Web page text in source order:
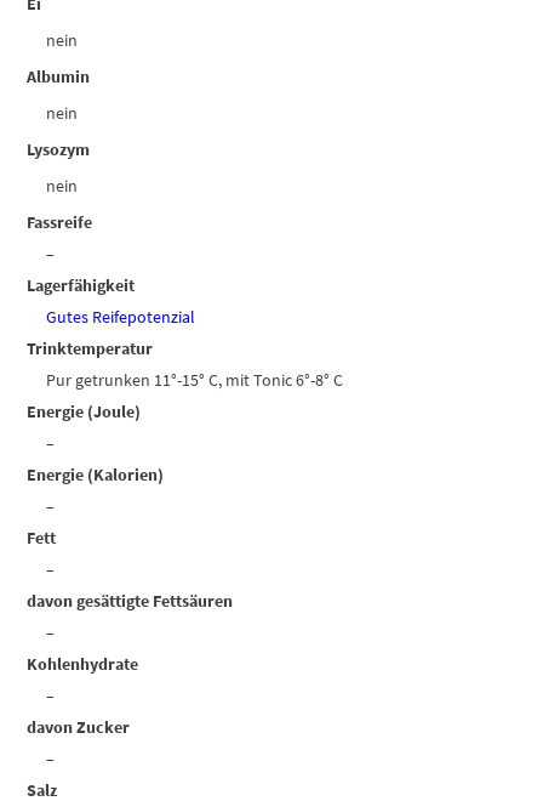
nein
Albumin
nein
Lysozym
nein
Fassreife
–
Lagerfähigkeit
Gutes Reifepotenzial
Trinktemperatur
Pur getrunken 11°-15° C, mit Tonic 6°-8° C
Energie (Joule)
–
Energie (Kalorien)
–
Fett
–
davon gesättigte Fettsäuren
–
Kohlenhydrate
–
davon Zucker
–
Salz